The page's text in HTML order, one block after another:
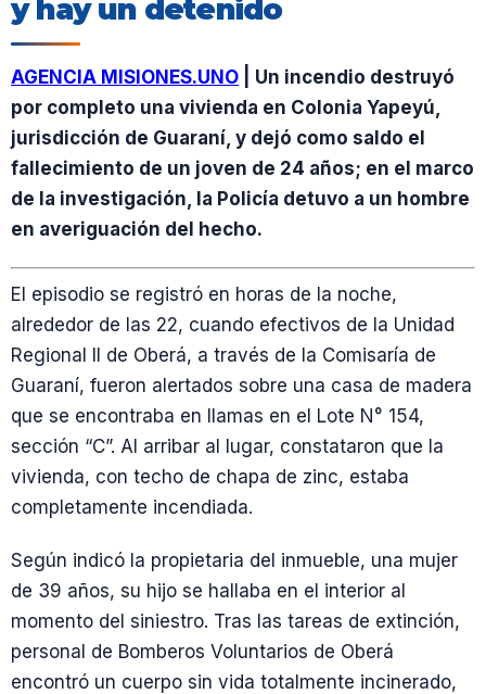
y hay un detenido
AGENCIA MISIONES.UNO | Un incendio destruyó
por completo una vivienda en Colonia Yapeyú,
jurisdicción de Guaraní, y dejó como saldo el
fallecimiento de un joven de 24 años; en el marco
de la investigación, la Policía detuvo a un hombre
en averiguación del hecho.
El episodio se registró en horas de la noche,
alrededor de las 22, cuando efectivos de la Unidad
Regional II de Oberá, a través de la Comisaría de
Guaraní, fueron alertados sobre una casa de madera
que se encontraba en llamas en el Lote N° 154,
sección “C”. Al arribar al lugar, constataron que la
vivienda, con techo de chapa de zinc, estaba
completamente incendiada.
Según indicó la propietaria del inmueble, una mujer
de 39 años, su hijo se hallaba en el interior al
momento del siniestro. Tras las tareas de extinción,
personal de Bomberos Voluntarios de Oberá
encontró un cuerpo sin vida totalmente incinerado,